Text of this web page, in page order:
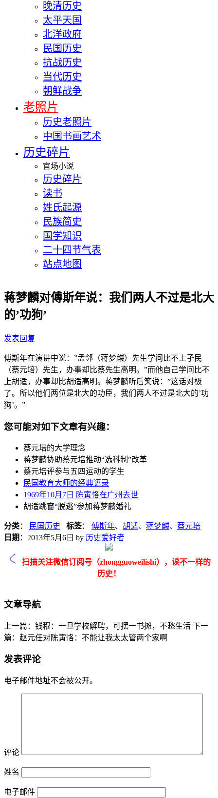
晚清历史
太平天国
北洋政府
民国历史
抗战历史
当代历史
朝鲜战争
老照片
历史老照片
中国书画艺术
历史碎片
官场小说
历史碎片
读书
姓氏起源
民族简史
国学知识
二十四节气表
站点地图
蒋梦麟对傅斯年说：我们两人不过是北大
的’功狗’
发表回复
傅斯年在演讲中说：”孟邻（蒋梦麟）先生学问比不上孑民
（蔡元培）先生，办事却比蔡先生高明。”而他自己学问比不
上胡适，办事却比胡适高明。蒋梦麟听后笑说：”这话对极
了。所以他们两位是北大的功臣，我们两人不过是北大的’功
狗’。”
您可能对如下文章有兴趣：
蔡元培的大学理念
蒋梦麟协助蔡元培推动“选科制”改革
蔡元培评参与五四运动的学生
民国教育大师的经典语录
1969年10月7日 陈寅恪在广州去世
胡适跳窗“脱逃”参加蒋梦麟婚礼
分类： 民国历史 标签： 傅斯年、 胡适、 蒋梦麟、 蔡元培
日期 ： 2013年5月6日 by 历史爱好者
扫描关注微信订阅号（zhongguoweilishi），读不一样的
历史！
文章导航
上一篇：钱穆：一旦学校解聘，可摆一书摊，不愁生活 下一
篇：赵元任对陈寅恪：不能让我太太管两个家啊
发表评论
电子邮件地址不会被公开。
评论
姓名
电子邮件